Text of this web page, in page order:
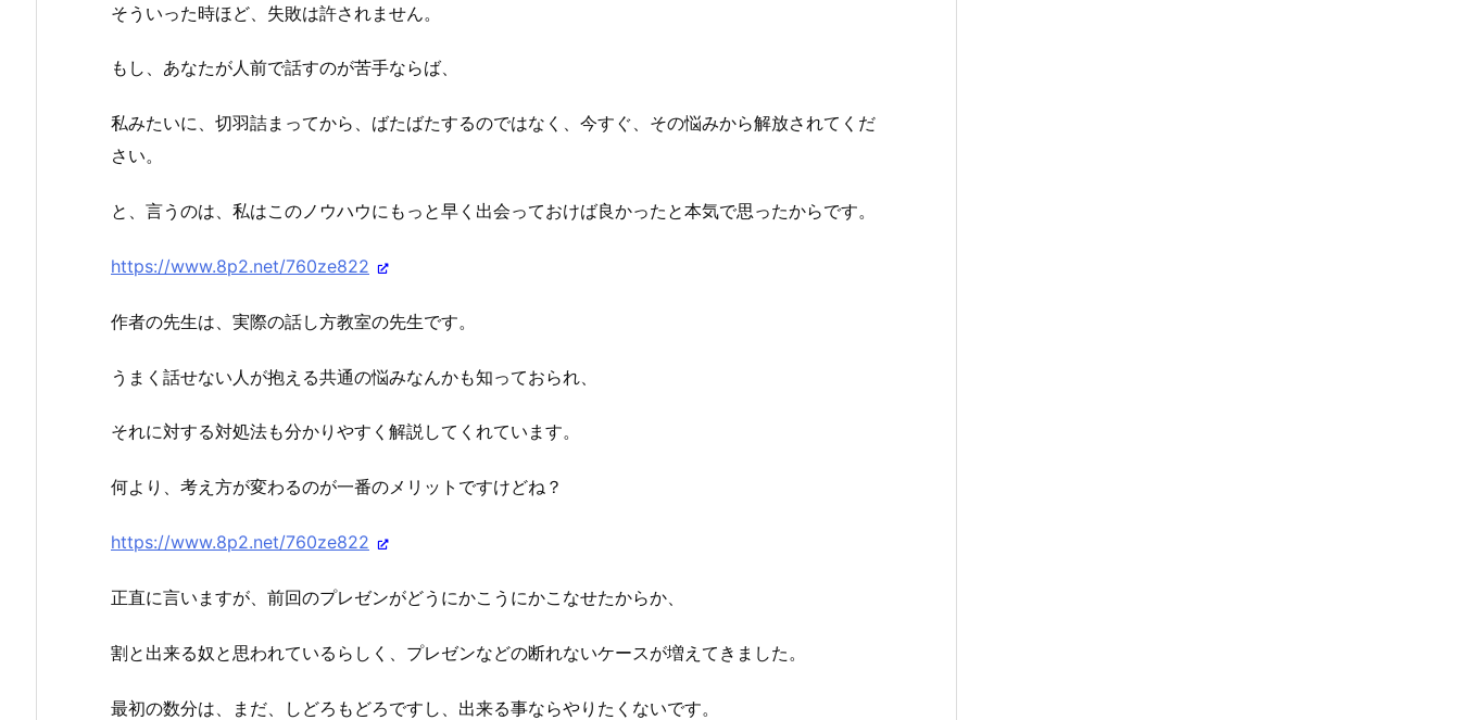
そういった時ほど、失敗は許されません。
もし、あなたが人前で話すのが苦手ならば、
私みたいに、切羽詰まってから、ばたばたするのではなく、今すぐ、その悩みから解放されてくだ
さい。
と、言うのは、私はこのノウハウにもっと早く出会っておけば良かったと本気で思ったからです。
https://www.8p2.net/760ze822
作者の先生は、実際の話し方教室の先生です。
うまく話せない人が抱える共通の悩みなんかも知っておられ、
それに対する対処法も分かりやすく解説してくれています。
何より、考え方が変わるのが一番のメリットですけどね？
https://www.8p2.net/760ze822
正直に言いますが、前回のプレゼンがどうにかこうにかこなせたからか、
割と出来る奴と思われているらしく、プレゼンなどの断れないケースが増えてきました。
最初の数分は、まだ、しどろもどろですし、出来る事ならやりたくないです。